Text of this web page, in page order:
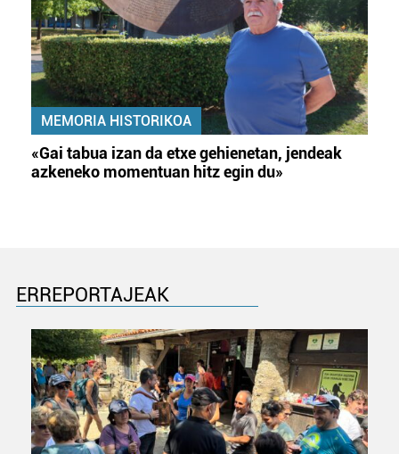
MEMORIA HISTORIKOA
«Gai tabua izan da etxe gehienetan, jendeak
azkeneko momentuan hitz egin du»
ERREPORTAJEAK